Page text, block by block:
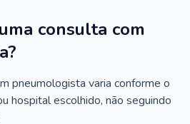
consulta com
pneumologista varia conforme o
hospital escolhido, não seguindo